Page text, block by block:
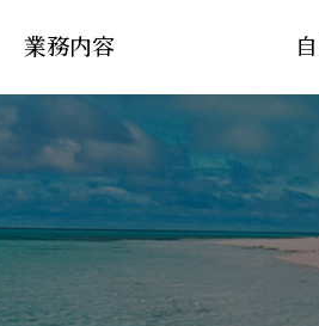
業務内容